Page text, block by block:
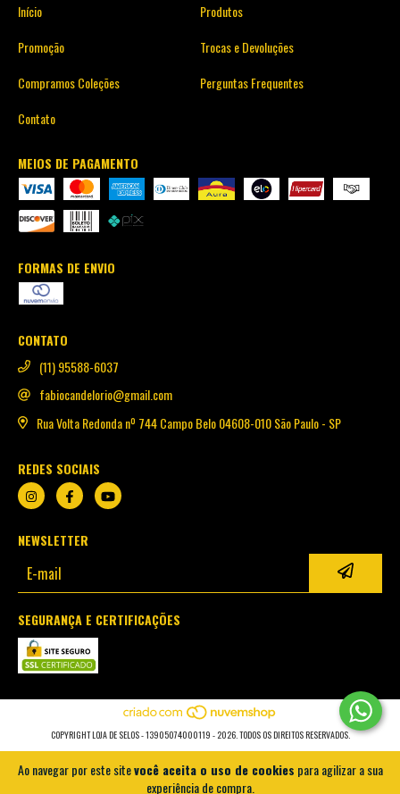
Ao navegar por este sitevocê aceita o uso de cookies para agilizar a sua
experiência de compra.
Início
Produtos
Promoção
Trocas e Devoluções
Compramos Coleções
Perguntas Frequentes
Contato
MEIOS DE PAGAMENTO
FORMAS DE ENVIO
CONTATO
(11) 95588-6037
fabiocandelorio@gmail.com
Rua Volta Redonda nº 744 Campo Belo 04608-010 São Paulo - SP
REDES SOCIAIS
NEWSLETTER
SEGURANÇA E CERTIFICAÇÕES
COPYRIGHT LOJA DE SELOS - 13905074000119 - 2026. TODOS OS DIREITOS RESERVADOS.